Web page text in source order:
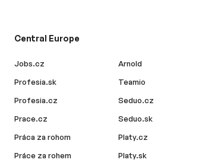
Central Europe
Jobs.cz
Profesia.sk
Profesia.cz
Prace.cz
Práca za rohom
Práce za rohem
Arnold
Teamio
Seduo.cz
Seduo.sk
Platy.cz
Platy.sk